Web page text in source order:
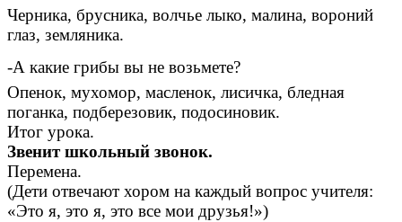
Черника, брусника, волчье лыко, малина, вороний
глаз, земляника.
-А какие грибы вы не возьмете?
Опенок, мухомор, масленок, лисичка, бледная
поганка, подберезовик, подосиновик.
Итог урока.
Звенит школьный звонок.
Перемена.
(Дети отвечают хором на каждый вопрос учителя:
«Это я, это я, это все мои друзья!»)